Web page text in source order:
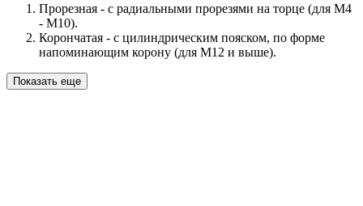
Прорезная - с радиальными прорезями на торце (для М4
- М10).
Корончатая - с цилиндрическим пояском, по форме
напоминающим корону (для М12 и выше).
Показать еще